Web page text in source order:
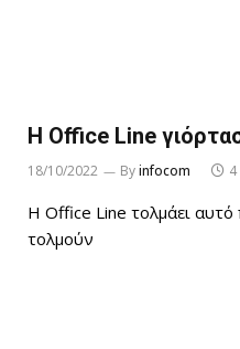
Η Office Line
18/10/2022 Byinfocom
Η Office Line τολμάει αυτό
τολμούν